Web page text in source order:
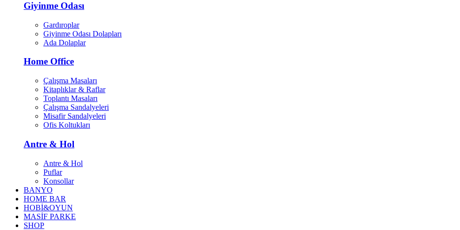
Giyinme Odası
Gardıroplar
Giyinme Odası Dolapları
Ada Dolaplar
Home Office
Çalışma Masaları
Kitaplıklar & Raflar
Toplantı Masaları
Çalışma Sandalyeleri
Misafir Sandalyeleri
Ofis Koltukları
Antre & Hol
Antre & Hol
Puflar
Konsollar
BANYO
HOME BAR
HOBİ&OYUN
MASİF PARKE
SHOP